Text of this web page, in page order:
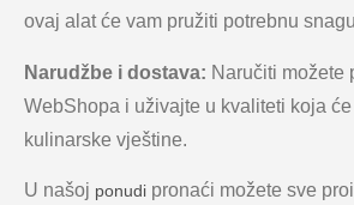
ovaj alat će vam pružiti potrebnu
Narudžbe i dostava: Naručiti možete
WebShopa i uživajte u kvaliteti koja
kulinarske vještine.
U našoj ponudi pronaći možete sve